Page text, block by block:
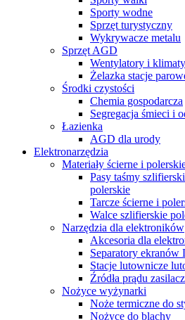
Sporty wodne
Sprzęt turystyczny
Wykrywacze metalu
Sprzęt AGD
Wentylatory i
Żelazka stacje
Środki czystości
Chemia gospodarcza
Segregacja śmieci i
Łazienka
AGD dla urody
Elektronarzędzia
Materiały ścierne i
Pasy taśmy
polerskie
Tarcze ścierne i
Walce szlifierskie
Narzędzia dla elektroników
Akcesoria dla
Separatory ekranów
Stacje lutownicze
Źródła prądu
Nożyce wyżynarki
Noże termiczne do
Nożyce do blachy